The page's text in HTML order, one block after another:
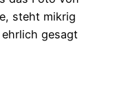
steht mikrig
gesagt